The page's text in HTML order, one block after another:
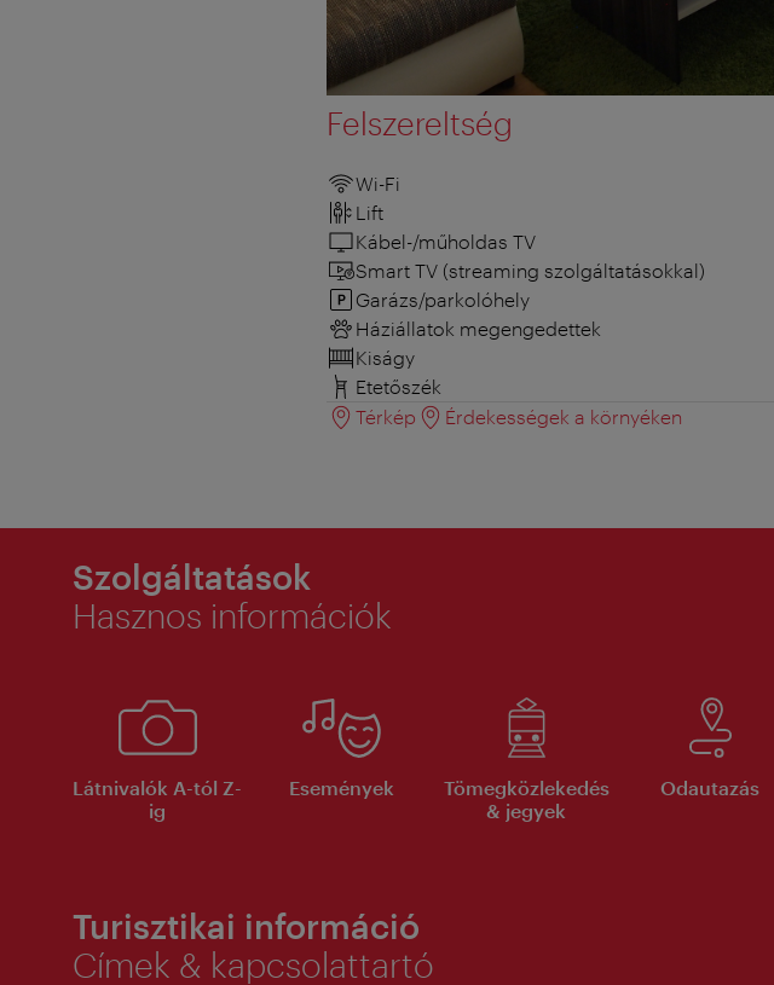
Felszereltség
Wi-Fi
Lift
Kábel-/műholdas TV
Smart TV (streaming szolgáltatásokkal)
Garázs/parkolóhely
Háziállatok megengedettek
Kiságy
Etetőszék
Térkép
Érdekességek a környéken
Szolgáltatások
Hasznos információk
Látnivalók A-tól Z-
ig
Események
Tömegközlekedés
& jegyek
Odautazás
Turisztikai információ
Címek & kapcsolattartó